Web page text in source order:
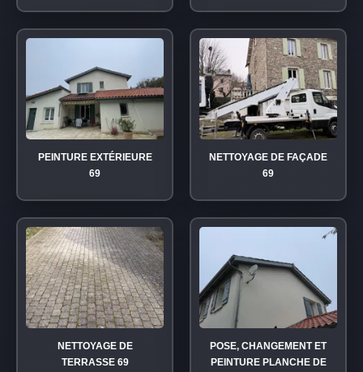
PEINTURE EXTÉRIEURE
69
NETTOYAGE DE FAÇADE
69
NETTOYAGE DE
TERRASSE 69
POSE, CHANGEMENT ET
PEINTURE PLANCHE DE